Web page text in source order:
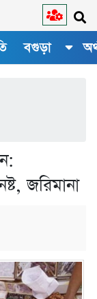
বগুড়া
জরিমানা